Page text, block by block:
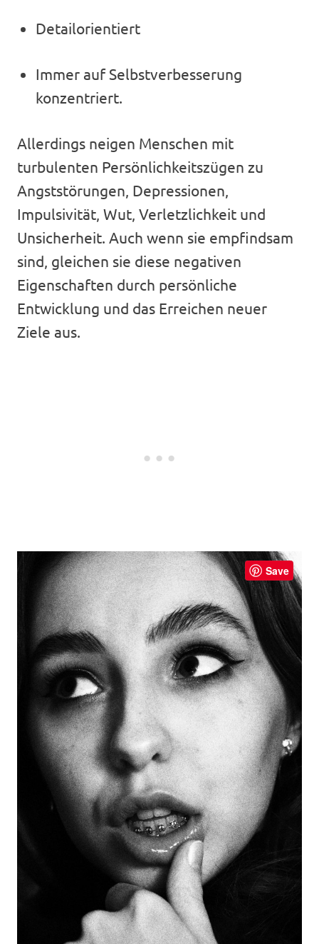
Detailorientiert
Immer auf Selbstverbesserung
konzentriert.
Allerdings neigen Menschen mit
turbulenten Persönlichkeitszügen zu
Angststörungen, Depressionen,
Impulsivität, Wut, Verletzlichkeit und
Unsicherheit. Auch wenn sie empfindsam
sind, gleichen sie diese negativen
Eigenschaften durch persönliche
Entwicklung und das Erreichen neuer
Ziele aus.
Save